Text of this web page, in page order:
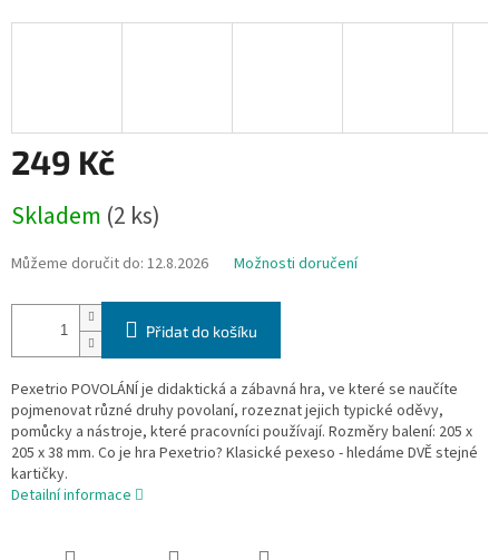
249 Kč
cena:
Skladem (2 ks)
Můžeme doručit do: 12.8.2026 Možnosti doručení
Přidat do košíku
Pexetrio POVOLÁNÍ je didaktická a zábavná hra, ve které se naučíte
pojmenovat různé druhy povolaní, rozeznat jejich typické oděvy,
pomůcky a nástroje, které pracovníci používají. Rozměry balení: 205 x
205 x 38 mm. Co je hra Pexetrio? Klasické pexeso - hledáme DVĚ stejné
kartičky.
Detailní informace